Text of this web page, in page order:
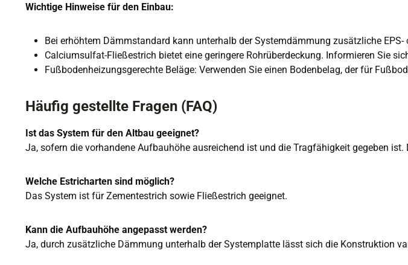
Wichtige Hinweise für den Einbau:
Bei erhöhtem Dämmstandard kann unterhalb der Systemdämmung zusätzliche EPS-
Calciumsulfat-Fließestrich bietet eine geringere Rohrüberdeckung. Informieren Sie
Fußbodenheizungsgerechte Beläge: Verwenden Sie einen Bodenbelag, der für
Häufig gestellte Fragen (FAQ)
Ist das System für den Altbau geeignet?
Ja, sofern die vorhandene Aufbauhöhe ausreichend ist und die Tragfähigkeit gegeben
Welche Estricharten sind möglich?
Das System ist für Zementestrich sowie Fließestrich geeignet.
Kann die Aufbauhöhe angepasst werden?
Ja, durch zusätzliche Dämmung unterhalb der Systemplatte lässt sich die Konstruktion